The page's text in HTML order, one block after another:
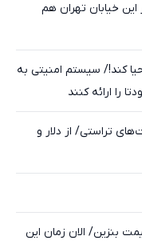
خیابان تهران هم
کند!/ سیستم امنیتی به
را ارائه کنند
تراستی/ از دلار و
بنزین/ الان زمان این